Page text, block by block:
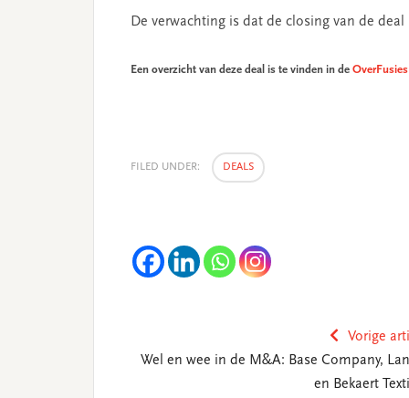
De verwachting is dat de closing van de
Een overzicht van deze deal is te vinden in de
FILED UNDER: DEALS
Vorige
Wel en wee in de M&A: Base Company,
en Bekaert